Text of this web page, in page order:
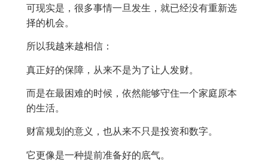
可现实是，很多事情一旦发生，就已经没有重新选
择的机会。
所以我越来越相信：
真正好的保障，从来不是为了让人发财。
而是在最困难的时候，依然能够守住一个家庭原本
的生活。
财富规划的意义，也从来不只是投资和数字。
它更像是一种提前准备好的底气。